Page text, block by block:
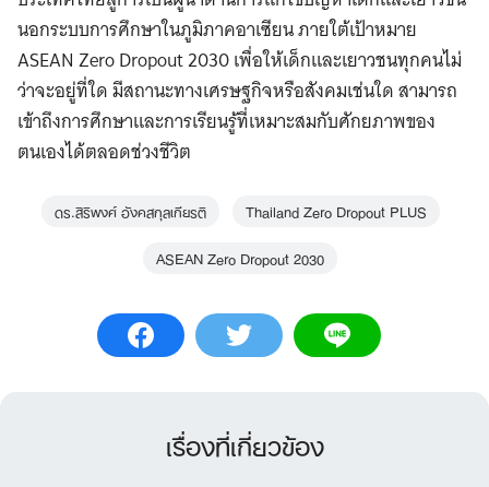
นอกระบบการศึกษาในภูมิภาคอาเซียน ภายใต้เป้าหมาย
ASEAN Zero Dropout 2030 เพื่อให้เด็กและเยาวชนทุกคนไม่
ว่าจะอยู่ที่ใด มีสถานะทางเศรษฐกิจหรือสังคมเช่นใด สามารถ
เข้าถึงการศึกษาและการเรียนรู้ที่เหมาะสมกับศักยภาพของ
ตนเองได้ตลอดช่วงชีวิต
ดร.สิริพงศ์ อังคสกุลเกียรติ
Thailand Zero Dropout PLUS
ASEAN Zero Dropout 2030
เรื่องที่เกี่ยวข้อง